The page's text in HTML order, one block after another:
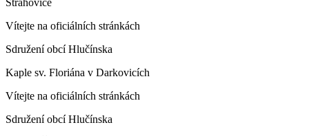
Strahovice
Vítejte na oficiálních stránkách
Sdružení obcí Hlučínska
Kaple sv. Floriána v Darkovicích
Vítejte na oficiálních stránkách
Sdružení obcí Hlučínska